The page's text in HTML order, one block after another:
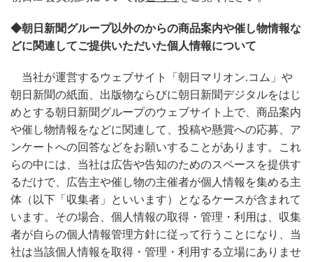
◆朝日新聞グループ以外のからの商品案内や催し物情報な
どに関連してご提供いただいた個人情報について
当社が運営するウェブサイト「朝日マリオン.コム」や
朝日新聞の紙面、出版物ならびに朝日新聞デジタルをはじ
めとする朝日新聞グループのウェブサイト上で、商品案内
や催し物情報をなどに関連して、投稿や懸賞への応募、ア
ンケートへの回答などをお願いすることがあります。これ
らの中には、当社は広告や告知のためのスペースを提供す
るだけで、広告主や催し物の主催者が個人情報を集める主
体（以下「収集者」といいます）となるケースが含まれて
います。その場合、個人情報の取得・管理・利用は、収集
者が自らの個人情報管理方針に従って行うことになり、当
社は当該個人情報を取得・管理・利用する立場にありませ